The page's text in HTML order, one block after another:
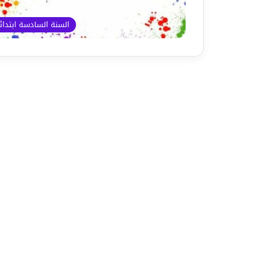
السنة السادسة